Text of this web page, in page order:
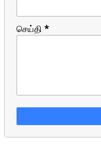
செய்தி *